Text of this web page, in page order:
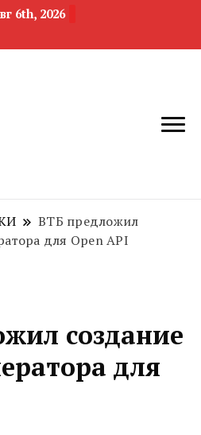
6th, 2026
область
недвижимости
ВТБ предложил
для Open API
создание
для